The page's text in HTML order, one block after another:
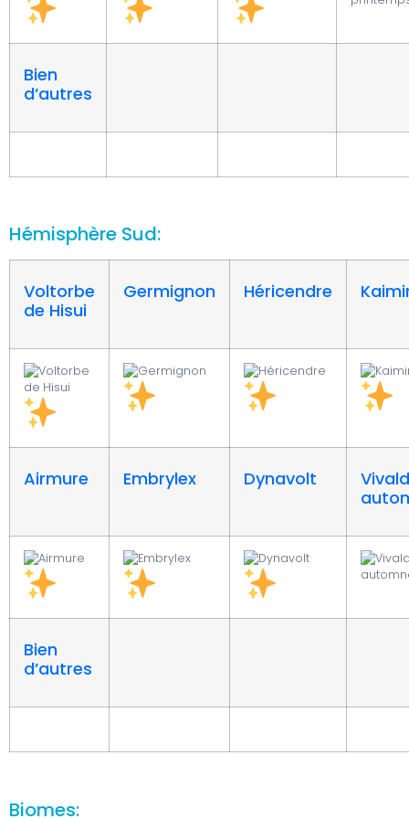
Bien
d’autres
Hémisphère Sud:
Voltorbe
de Hisui
Germignon Héricendre
Airmure Embrylex Dynavolt
Bien
d’autres
Biomes: